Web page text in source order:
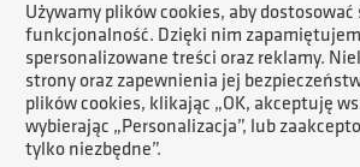
Używamy plików cookies, aby
funkcjonalność. Dzięki nim
spersonalizowane treści oraz reklamy.
strony oraz zapewnienia jej
plików cookies, klikając „OK, akceptuję
wybierając „Personalizacja”, lub
tylko niezbędne”.